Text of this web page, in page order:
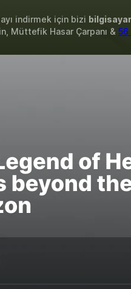
indirmek için bizi
Müttefik Hasar Çarpanı & 56